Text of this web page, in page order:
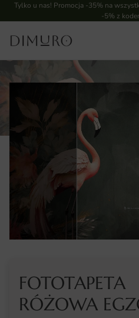
Tylko u nas! Promocja -35% na
-5% z
FOTOTAPETA
RÓŻOWA